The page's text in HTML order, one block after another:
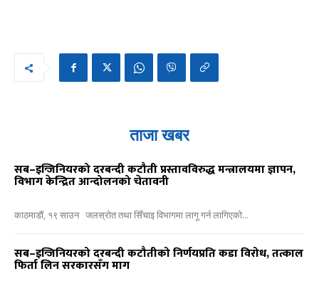
ताजा खबर
सब–इन्जिनियरको दरबन्दी कटौती प्रस्तावविरुद्ध मन्त्रालयमा ज्ञापन,
विभाग केन्द्रित आन्दोलनको चेतावनी
काठमाडौं, १९ साउन जलस्रोत तथा सिँचाइ विभागमा लागू गर्न लागिएको...
सब–इन्जिनियरको दरबन्दी कटौतीको निर्णयप्रति कडा विरोध, तत्काल
फिर्ता लिन सरकारसँग माग